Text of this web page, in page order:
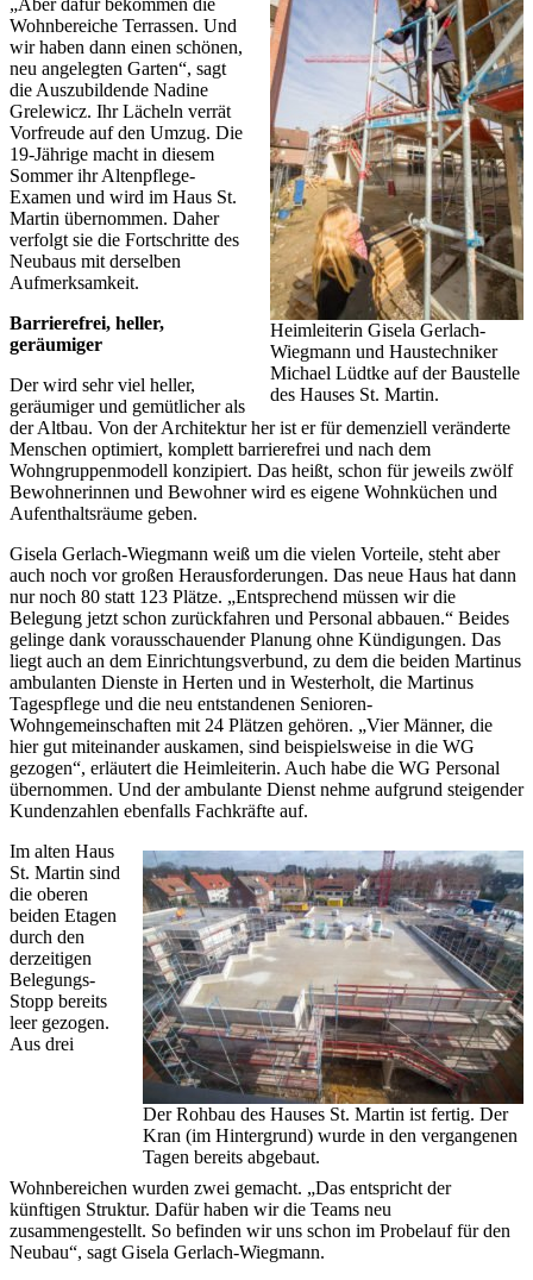
Heimleiterin Gisela Gerlach-
Wiegmann und Haustechniker
Michael Lüdtke auf der Baustelle
des Hauses St. Martin.
Wohnbereiche Terrassen. Und
wir haben dann einen schönen,
neu angelegten Garten“, sagt
die Auszubildende Nadine
Grelewicz. Ihr Lächeln verrät
Vorfreude auf den Umzug. Die
19-Jährige macht in diesem
Sommer ihr Altenpflege-
Examen und wird im Haus St.
Martin übernommen. Daher
verfolgt sie die Fortschritte des
Neubaus mit derselben
Aufmerksamkeit.
Barrierefrei, heller,
geräumiger
Der wird sehr viel heller,
geräumiger und gemütlicher als
der Altbau. Von der Architektur her ist er für demenziell veränderte
Menschen optimiert, komplett barrierefrei und nach dem
Wohngruppenmodell konzipiert. Das heißt, schon für jeweils zwölf
Bewohnerinnen und Bewohner wird es eigene Wohnküchen und
Aufenthaltsräume geben.
Gisela Gerlach-Wiegmann weiß um die vielen Vorteile, steht aber
auch noch vor großen Herausforderungen. Das neue Haus hat dann
nur noch 80 statt 123 Plätze. „Entsprechend müssen wir die
Belegung jetzt schon zurückfahren und Personal abbauen.“ Beides
gelinge dank vorausschauender Planung ohne Kündigungen. Das
liegt auch an dem Einrichtungsverbund, zu dem die beiden Martinus
ambulanten Dienste in Herten und in Westerholt, die Martinus
Tagespflege und die neu entstandenen Senioren-
Wohngemeinschaften mit 24 Plätzen gehören. „Vier Männer, die
hier gut miteinander auskamen, sind beispielsweise in die WG
gezogen“, erläutert die Heimleiterin. Auch habe die WG Personal
übernommen. Und der ambulante Dienst nehme aufgrund steigender
Kundenzahlen ebenfalls Fachkräfte auf.
Der Rohbau des Hauses St. Martin ist fertig. Der
Kran (im Hintergrund) wurde in den vergangenen
Tagen bereits abgebaut.
Im alten Haus
St. Martin sind
die oberen
beiden Etagen
durch den
derzeitigen
Belegungs-
Stopp bereits
leer gezogen.
Aus drei
Wohnbereichen wurden zwei gemacht. „Das entspricht der
künftigen Struktur. Dafür haben wir die Teams neu
zusammengestellt. So befinden wir uns schon im Probelauf für den
Neubau“, sagt Gisela Gerlach-Wiegmann.